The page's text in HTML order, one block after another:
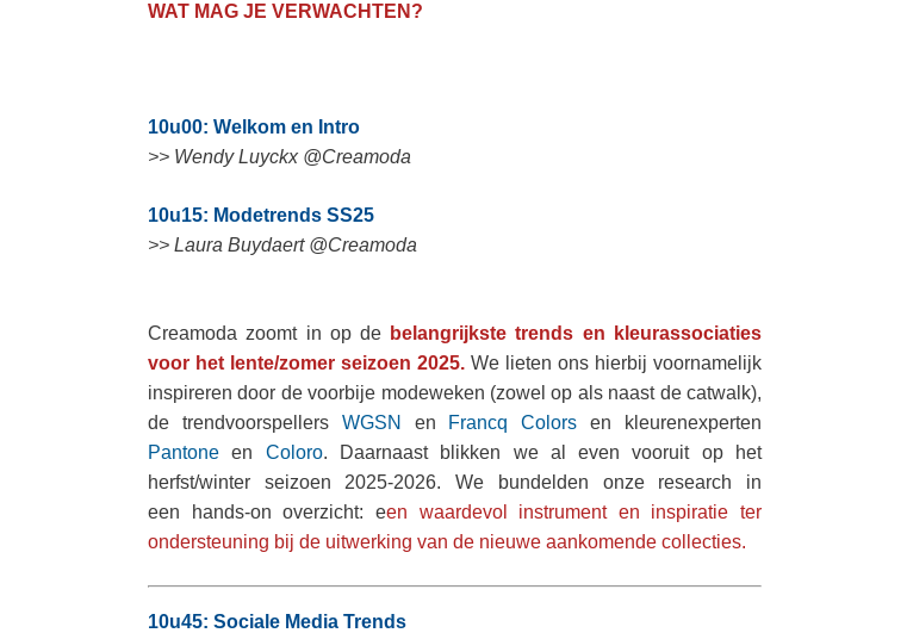
WAT MAG JE VERWACHTEN?
10u00: Welkom en Intro
>> Wendy Luyckx @Creamoda
10u15: Modetrends SS25
>> Laura Buydaert @Creamoda
Creamoda zoomt in op de belangrijkste trends en kleurassociaties
voor het lente/zomer seizoen 2025. We lieten ons hierbij voornamelijk
inspireren door de voorbije modeweken (zowel op als naast de catwalk),
de trendvoorspellers WGSN en Francq Colors en kleurenexperten
Pantone en Coloro. Daarnaast blikken we al even vooruit op het
herfst/winter seizoen 2025-2026. We bundelden onze research in
een hands-on overzicht: een waardevol instrument en inspiratie ter
ondersteuning bij de uitwerking van de nieuwe aankomende collecties.
10u45: Sociale Media Trends